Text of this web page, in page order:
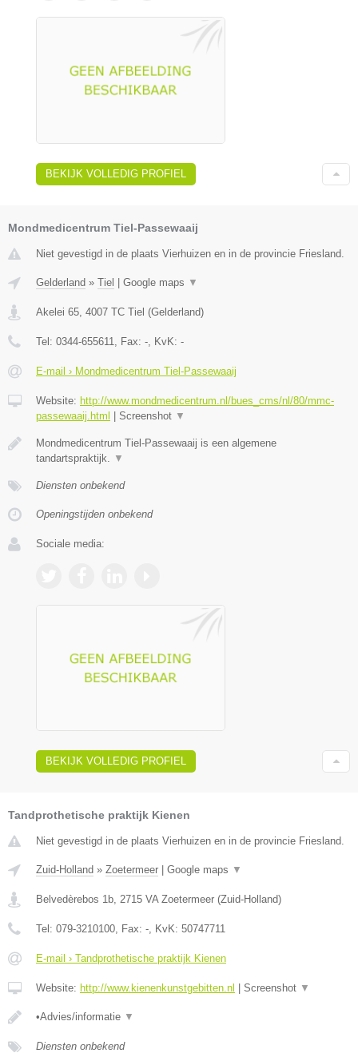
BEKIJK VOLLEDIG PROFIEL
Mondmedicentrum Tiel-Passewaaij
Niet gevestigd in de plaats Vierhuizen en in de provincie Friesland.
Gelderland » Tiel Google maps ▼
Akelei 65 4007 TC Tiel (Gelderland)
Tel: 0344-655611 , Fax: - , KvK: -
E-mail › Mondmedicentrum Tiel-Passewaaij
Website: http://www.mondmedicentrum.nl/bues_cms/nl/80/mmc-
passewaaij.html
Screenshot ▼
Mondmedicentrum Tiel-Passewaaij is een algemene
tandartspraktijk.
▼
Diensten onbekend
Openingstijden onbekend
Sociale media:
BEKIJK VOLLEDIG PROFIEL
Tandprothetische praktijk Kienen
Niet gevestigd in de plaats Vierhuizen en in de provincie Friesland.
Zuid-Holland » Zoetermeer Google maps ▼
Belvedèrebos 1b, 2715 VA Zoetermeer (Zuid-Holland)
Tel: 079-3210100, Fax: -, KvK: 50747711
E-mail › Tandprothetische praktijk Kienen
Website: http://www.kienenkunstgebitten.nl Screenshot ▼
•Advies/informatie ▼
Diensten onbekend